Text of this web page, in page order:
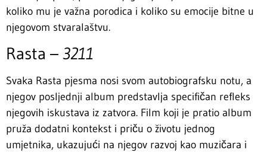
koliko mu je važna porodica i koliko su emocije bitne u
njegovom stvaralaštvu.
Rasta – 3211
Svaka Rasta pjesma nosi svom autobiografsku notu, a
njegov posljednji album predstavlja specifičan refleks
njegovih iskustava iz zatvora. Film koji je pratio album
pruža dodatni kontekst i priču o životu jednog
umjetnika, ukazujući na njegov razvoj kao muzičara i